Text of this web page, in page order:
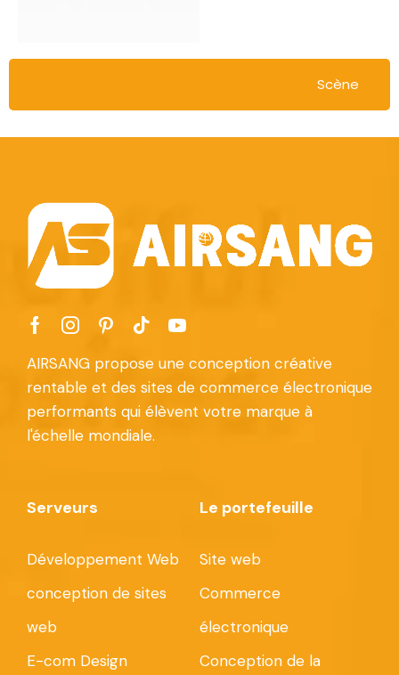
Scène
AIRSANG propose une conception créative
rentable et des sites de commerce électronique
performants qui élèvent votre marque à
l'échelle mondiale.
Serveurs
Développement Web
conception de sites
web
E-com Design
Le portefeuille
Site web
Commerce
électronique
Conception de la